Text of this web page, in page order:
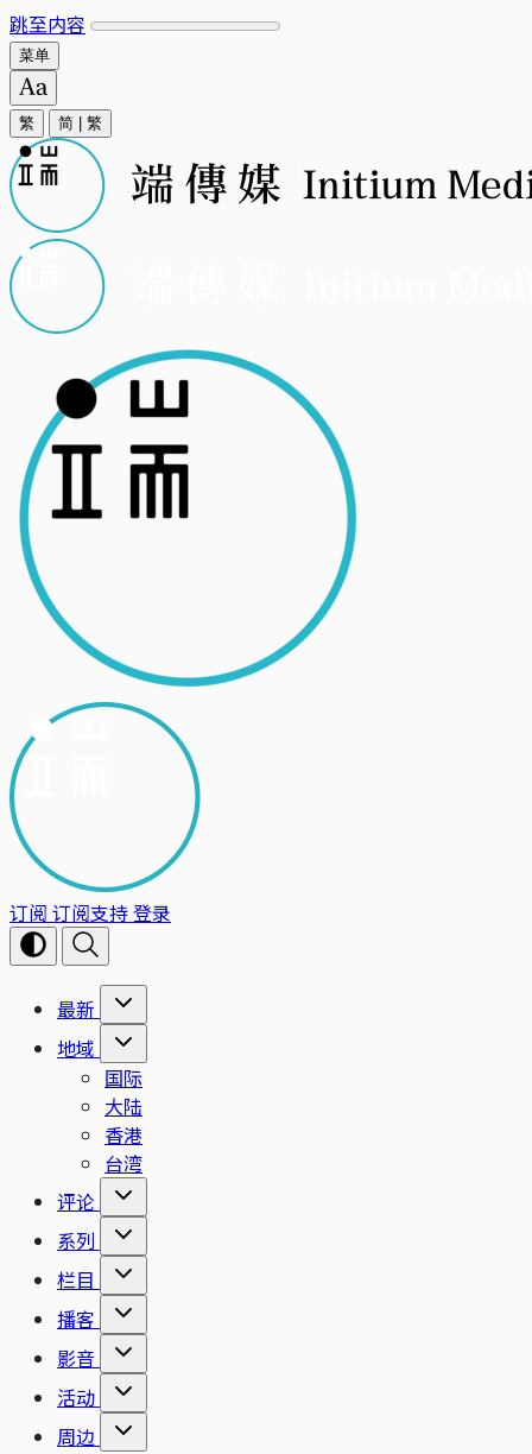
跳至内容
菜单
繁 简 繁
订阅 订阅支持登录
最新
地域
国际
大陆
香港
台湾
评论
系列
栏目
播客
影音
活动
周边